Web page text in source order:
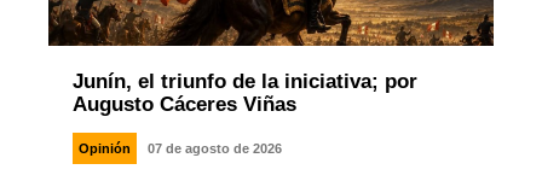
Junín, el triunfo de la iniciativa; por
Augusto Cáceres Viñas
Opinión 07 de agosto de 2026